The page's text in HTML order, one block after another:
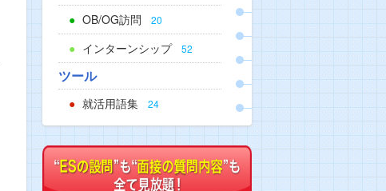
OB/OG訪問 20
インターンシップ 52
ツール
就活用語集 24